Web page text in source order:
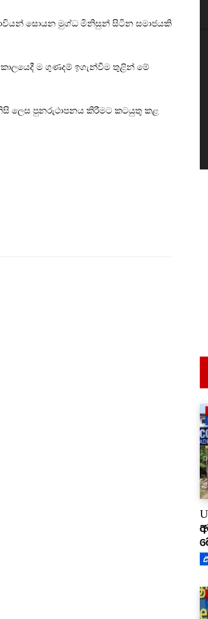
සොයන මුග්ධ මිනිසුන් සිටින සමාජයකි
ම ගුණදම් ඉගැන්වීම තුළින් මේ
ලෙස පුනරුථාපනය කිරීමට කටයුතු කළ